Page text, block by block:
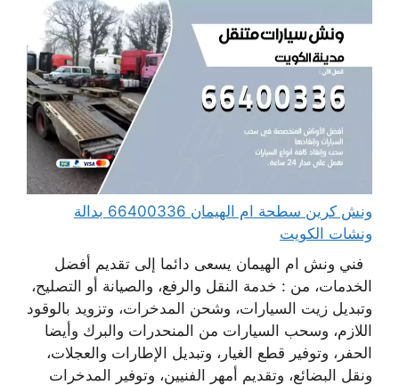
ونش كرين سطحة ام الهيمان 66400336 بدالة
ونشات الكويت
فني ونش ام الهيمان يسعى دائما إلى تقديم أفضل
الخدمات، من : خدمة النقل والرفع، والصيانة أو التصليح،
وتبديل زيت السيارات، وشحن المدخرات، وتزويد بالوقود
اللازم، وسحب السيارات من المنحدرات والبرك وأيضا
الحفر، وتوفير قطع الغيار، وتبديل الإطارات والعجلات،
ونقل البضائع، وتقديم أمهر الفنيين، وتوفير المدخرات